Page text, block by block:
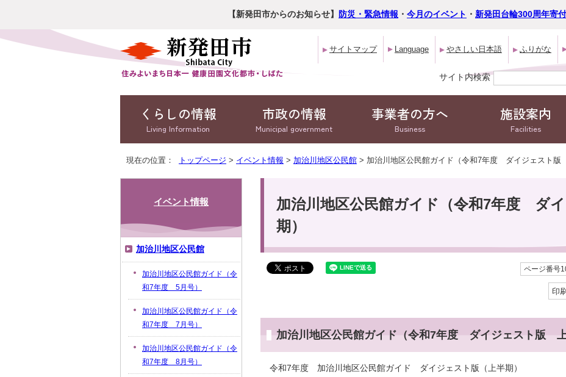
【新発田市からのお知らせ】 防災・緊急情報 ・ 今月のイベント ・ 新発田台輪300周年寄
サイトマップ Language やさしい日本語 ふりがな
サイト内検索
くらしの情報
Living Information
市政の情報
Municipal government
事業者の方へ
Business
施設案内
Facilities
現在の位置： トップページ > イベント情報 > 加治川地区公民館 > 加治川地区公民館ガイド（令和7年度 ダイジェスト版
加治川地区公民館ガイド（令和7年度 ダ
期）
ページ番号
印刷
加治川地区公民館ガイド（令和7年度 ダイジェスト版 上
令和7年度 加治川地区公民館ガイド ダイジェスト版（上半期）
イベント情報
加治川地区公民館
加治川地区公民館ガイド（令
和7年度 5月号）
加治川地区公民館ガイド（令
和7年度 7月号）
加治川地区公民館ガイド（令
和7年度 8月号）